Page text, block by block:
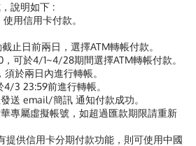
說明如下 :
用信用卡付款。
止日前兩日，選擇ATM轉帳付款。
可於4/1~4/28期間選擇ATM轉帳付款。
於兩日內進行轉帳。
3 23:59前進行轉帳。
送 email/簡訊 通知付款成功。
專屬虛擬帳號，如超過匯款期限請重新
提供信用卡分期付款功能，則可使用中國